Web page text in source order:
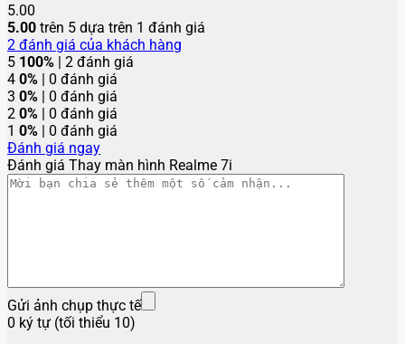
5.00
5.00 trên 5 dựa trên 1 đánh giá
2 đánh giá của khách hàng
5 100% | 2 đánh giá
4 0% | 0 đánh giá
3 0% | 0 đánh giá
2 0% | 0 đánh giá
1 0% | 0 đánh giá
Đánh giá ngay
Đánh giá Thay màn hình Realme 7i
Gửi ảnh chụp thực tế
0 ký tự (tối thiểu 10)